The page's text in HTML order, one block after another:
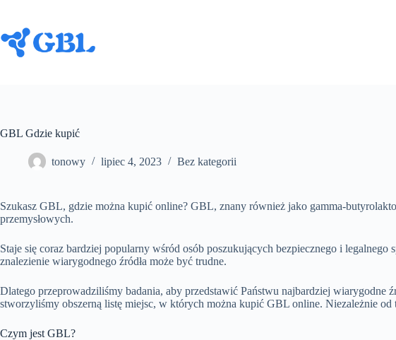
treści
GBL Gdzie kupić
tonowy lipiec 4, 2023 Bez kategorii
Szukasz GBL, gdzie można kupić online? GBL, znany również jako gamma-
przemysłowych.
Staje się coraz bardziej popularny wśród osób poszukujących bezpiecznego i
znalezienie wiarygodnego źródła może być trudne.
Dlatego przeprowadziliśmy badania, aby przedstawić Państwu najbardziej wiarygodne
stworzyliśmy obszerną listę miejsc, w których można kupić GBL online. Niezależnie
Czym jest GBL?